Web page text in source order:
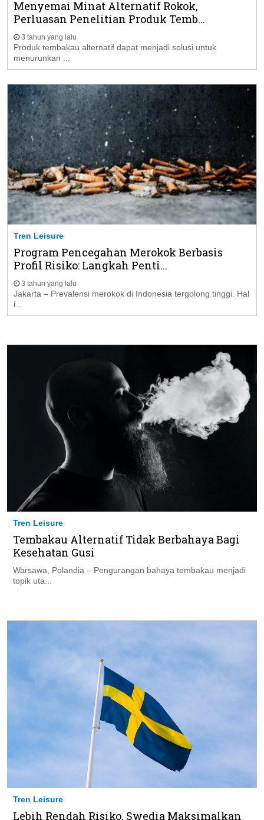
Menyemai Minat Alternatif Rokok,
Perluasan Penelitian Produk Temb...
3 tahun yang lalu
Produk tembakau alternatif dapat menjadi solusi untuk
menurunkan ...
Tren Leisure
Program Pencegahan Merokok Berbasis
Profil Risiko: Langkah Penti...
3 tahun yang lalu
Jakarta – Prevalensi merokok di Indonesia tergolong tinggi. Hal
i...
Tren Leisure
Tembakau Alternatif Tidak Berbahaya Bagi
Kesehatan Gusi
Warsawa, Polandia – Pengurangan bahaya tembakau menjadi
topik uta...
Tren Leisure
Lebih Rendah Risiko, Swedia Maksimalkan